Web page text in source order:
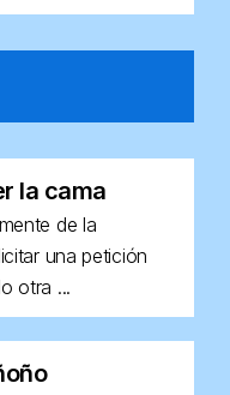
la cama
de la
una petición
otra ...